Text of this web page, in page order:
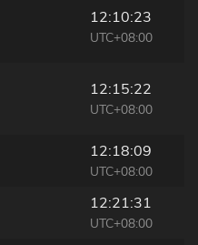
12:10:23
UTC+08:00
12:15:22
UTC+08:00
12:18:09
UTC+08:00
12:21:31
UTC+08:00